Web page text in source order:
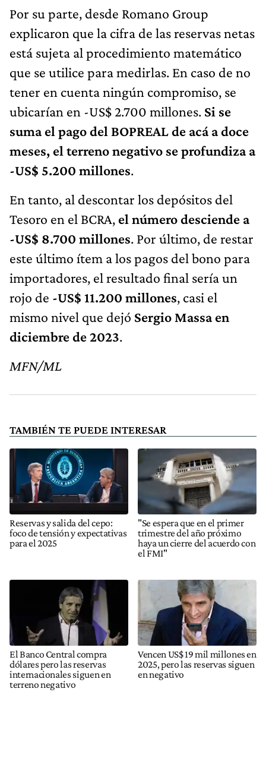
Por su parte, desde Romano Group
explicaron que la cifra de las reservas netas
está sujeta al procedimiento matemático
que se utilice para medirlas. En caso de no
tener en cuenta ningún compromiso, se
ubicarían en -US$ 2.700 millones. Si se
suma el pago del BOPREAL de acá a doce
meses, el terreno negativo se profundiza a
-US$ 5.200 millones.
En tanto, al descontar los depósitos del
Tesoro en el BCRA, el número desciende a
-US$ 8.700 millones. Por último, de restar
este último ítem a los pagos del bono para
importadores, el resultado final sería un
rojo de -US$ 11.200 millones, casi el
mismo nivel que dejó Sergio Massa en
diciembre de 2023.
MFN/ML
TAMBIÉN TE PUEDE INTERESAR
Reservas y salida del cepo:
foco de tensión y expectativas
para el 2025
"Se espera que en el primer
trimestre del año próximo
haya un cierre del acuerdo con
el FMI"
El Banco Central compra
dólares pero las reservas
internacionales siguen en
terreno negativo
Vencen US$ 19 mil millones en
2025, pero las reservas siguen
en negativo